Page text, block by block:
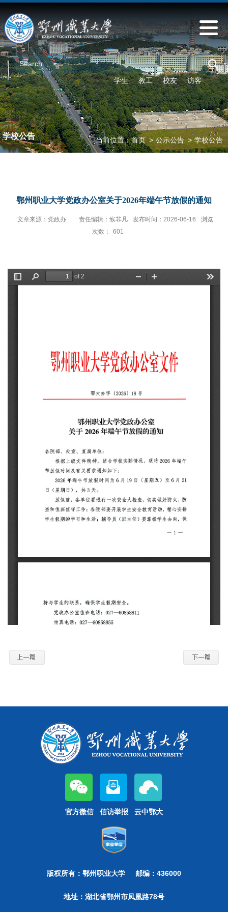
学生 教工 校友 访客
学校公告 当前位置：首页 > 公示公告 > 学校公告
鄂州职业大学党政办公室关于2026年端午节放假的通知
文章来源：党政办 责任编辑：缑非凡 发布时间：2026-06-16
浏览
次数：
601
官方微信 信访举报 云中鄂大
版权所有：鄂州职业大学 邮编：436000
地址：湖北省鄂州市凤凰路78号